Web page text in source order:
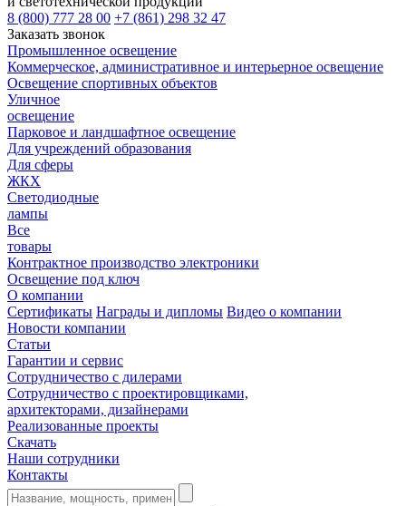
8 (800) 777 28 00 +7 (861) 298 32 47
Заказать звонок
Промышленное освещение
Коммерческое, административное и интерьерное освещение
Освещение спортивных объектов
Уличное
освещение
Парковое и ландшафтное освещение
Для учреждений образования
Для сферы
ЖКХ
Светодиодные
лампы
Все
товары
Контрактное производство электроники
Освещение под ключ
О компании
Сертификаты Награды и дипломы Видео о компании
Новости компании
Статьи
Гарантии и сервис
Сотрудничество с дилерами
Сотрудничество с проектировщиками,
архитекторами, дизайнерами
Реализованные проекты
Скачать
Наши сотрудники
Контакты